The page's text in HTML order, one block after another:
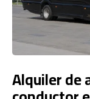
Alquiler de